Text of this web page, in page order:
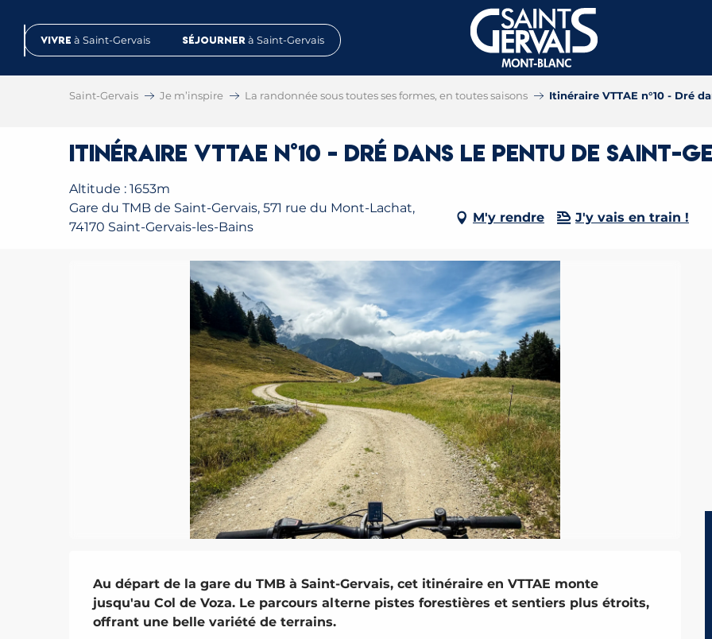
contenuVivre à Saint-Gervais Séjourner à Saint-Gervais
Saint-Gervais Je m’inspire La randonnée sous toutes ses formes, en toutes saisons Itinéraire VTTAE n°10 - Dré
Itinéraire VTTAE n°10 - Dré dans le pentu de Saint-
Altitude : 1653m
Gare du TMB de Saint-Gervais, 571 rue du Mont-Lachat,
74170 Saint-Gervais-les-Bains
M'y rendre J'y vais en train !
Description
Au départ de la gare du TMB à Saint-Gervais, cet itinéraire en VTTAE monte
jusqu'au Col de Voza. Le parcours alterne pistes forestières et sentiers plus étroits,
offrant une belle variété de terrains.